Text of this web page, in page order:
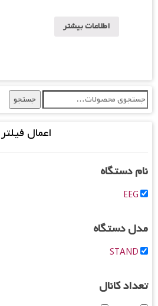
اطلاعات بیشتر
جستجو
برای:
جستجو
اعمال فیلتر
نام دستگاه
EEG
مدل دستگاه
STAND
تعداد کانال